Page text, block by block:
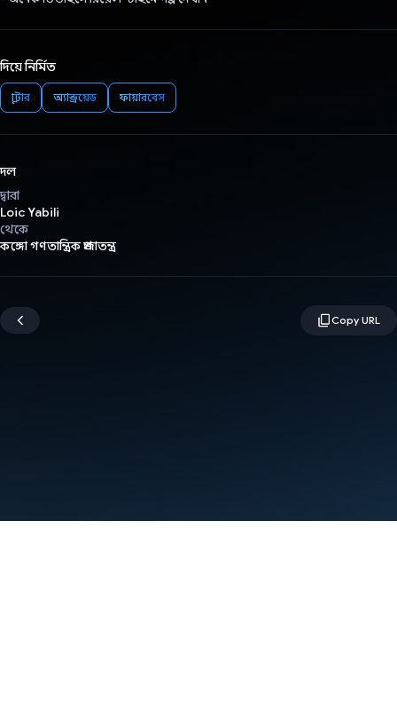
দিয়ে নির্মিত
ফ্লাটার অ্যান্ড্রয়েড ফায়ারবেস
দল
দ্বারা
Loic Yabili
থেকে
কঙ্গো গণতান্ত্রিক প্রজাতন্ত্র